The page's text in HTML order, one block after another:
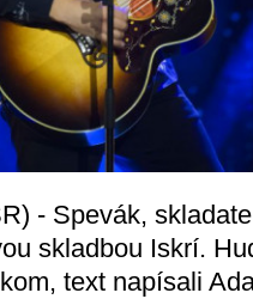
- Spevák,
skladbou Iskrí.
text napísali